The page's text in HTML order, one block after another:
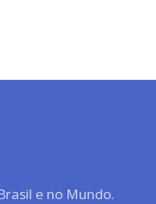
e no Mundo.